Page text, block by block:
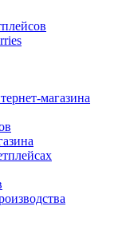
магазина